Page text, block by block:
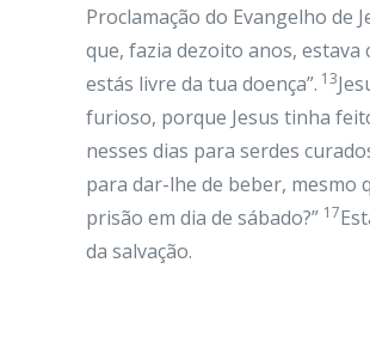
Proclamação do Evangelho de
que, fazia dezoito anos,
estás livre da tua doença”. 13
furioso, porque Jesus tinha
nesses dias para serdes
para dar-lhe de beber, mesmo
prisão em dia de sábado?” 17
da salvação.